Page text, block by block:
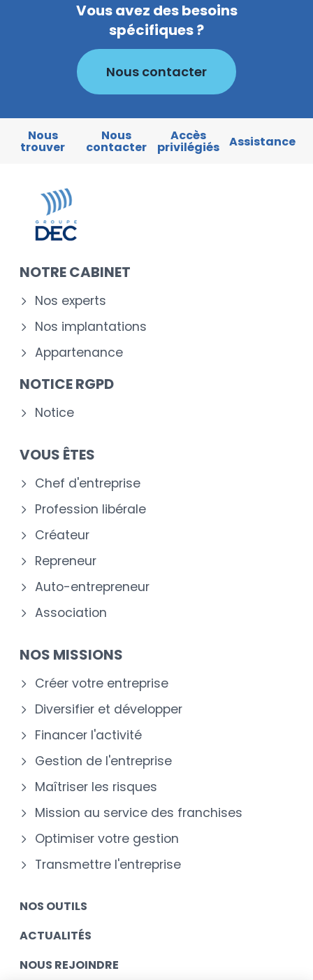
Vous avez des besoins
spécifiques ?
Nous contacter
Nous
trouver
Nous
contacter
Accès
privilégiés Assistance
NOTRE CABINET
Nos experts
Nos implantations
Appartenance
NOTICE RGPD
Notice
VOUS ÊTES
Chef d'entreprise
Profession libérale
Créateur
Repreneur
Auto-entrepreneur
Association
NOS MISSIONS
Créer votre entreprise
Diversifier et développer
Financer l'activité
Gestion de l'entreprise
Maîtriser les risques
Mission au service des franchises
Optimiser votre gestion
Transmettre l'entreprise
NOS OUTILS
ACTUALITÉS
NOUS REJOINDRE